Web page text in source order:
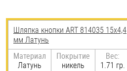
Шпильки
Шплинты
Штифты и пальцы
Шляпка кнопки ART 814035 15х4,4
мм Латунь
Материал
Латунь
Покрытие
никель
Вес:
1.71 гр.